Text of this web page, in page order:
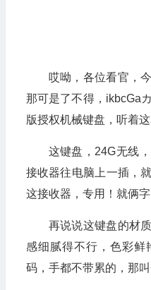
哎呦，各位看官，
那可是了不得，ikbcGa
版授权机械键盘，听着
这键盘，24G无线
接收器往电脑上一插，
这接收器，专用！就俩
再说说这键盘的材
感细腻得不行，色彩鲜
码，手都不带累的，那叫